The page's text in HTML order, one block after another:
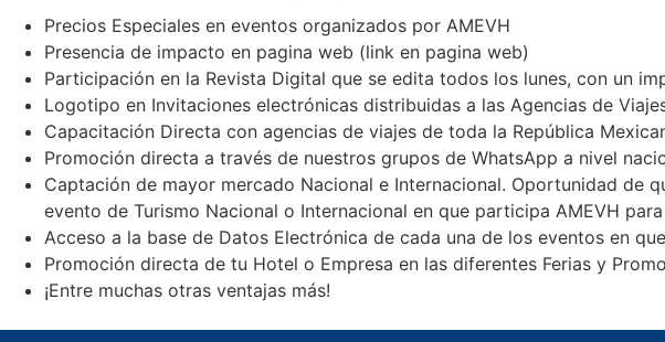
Precios Especiales en eventos organizados por AMEVH
Presencia de impacto en pagina web (link en pagina web)
Participación en la Revista Digital que se edita todos los lunes, con un
Logotipo en Invitaciones electrónicas distribuidas a las Agencias de
Capacitación Directa con agencias de viajes de toda la República
Promoción directa a través de nuestros grupos de WhatsApp a nivel
Captación de mayor mercado Nacional e Internacional. Oportunidad de
evento de Turismo Nacional o Internacional en que participa AMEVH
Acceso a la base de Datos Electrónica de cada una de los eventos en
Promoción directa de tu Hotel o Empresa en las diferentes Ferias y
¡Entre muchas otras ventajas más!